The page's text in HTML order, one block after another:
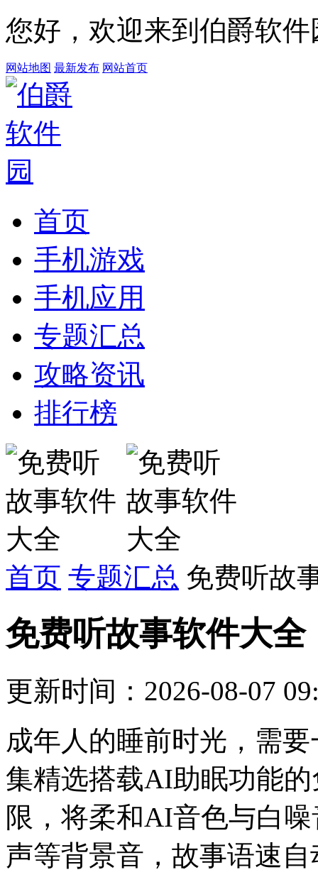
您好，欢迎来到伯爵软件
网站地图 最新发布 网站首页
首页
手机游戏
手机应用
专题汇总
攻略资讯
排行榜
首页 专题汇总 免费听故
免费听故事软件大全
更新时间：2026-08-07
成年人的睡前时光，需
集精选搭载AI助眠功能
限，将柔和AI音色与白
声等背景音，故事语速